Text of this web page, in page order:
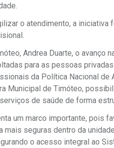
o atendimento, a iniciativa
Andrea Duarte, o
para as pessoas
da Política Nacional de
Municipal de Timóteo,
de saúde de forma
um marco importante, pois
seguras dentro da
o acesso integral ao